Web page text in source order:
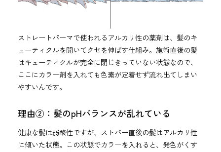
ストレートパーマで使われるアルカリ性の薬剤は、髪のキ
ューティクルを開いてクセを伸ばす仕組み。施術直後の髪
はキューティクルが完全に閉じきっていない状態なので、
ここにカラー剤を入れても色素が定着せず流れ出てしまい
やすいんです。
理由②：髪のpHバランスが乱れている
健康な髪は弱酸性ですが、ストパー直後の髪はアルカリ性
に傾いた状態。この状態でカラーを入れると、発色がくす